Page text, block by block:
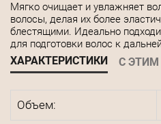
Мягко очищает и увлажняет
волосы, делая их более
блестящими. Идеально
для подготовки волос к
ХАРАКТЕРИСТИКИ С
Объем: